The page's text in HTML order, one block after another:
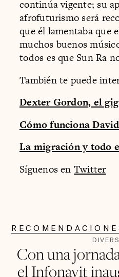
continúa vigente; su
afrofuturismo será
que él lamentaba que
muchos buenos
todos es que Sun Ra
También te puede
Dexter Gordon, el
Cómo funciona
La migración y todo
Síguenos en Twitter
Con una
el Infonavit